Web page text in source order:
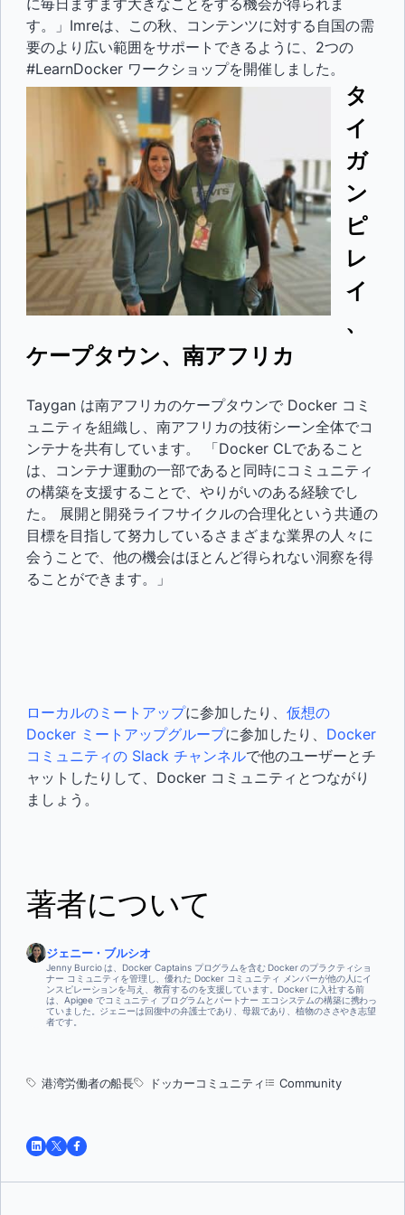
に毎日ますます大きなことをする機会が得られま
す。」Imreは、この秋、コンテンツに対する自国の需
要のより広い範囲をサポートできるように、2つの
#LearnDocker ワークショップを開催しました。
タ
イ
ガ
ン
ピ
レ
イ
、
ケープタウン、南アフリカ
Taygan は南アフリカのケープタウンで Docker コミ
ュニティを組織し、南アフリカの技術シーン全体でコ
ンテナを共有しています。 「Docker CLであること
は、コンテナ運動の一部であると同時にコミュニティ
の構築を支援することで、やりがいのある経験でし
た。 展開と開発ライフサイクルの合理化という共通の
目標を目指して努力しているさまざまな業界の人々に
会うことで、他の機会はほとんど得られない洞察を得
ることができます。」
ローカルのミートアップに参加したり、 仮想の
Docker ミートアップグループに参加したり、 Docker
コミュニティの Slack チャンネルで他のユーザーとチ
ャットしたりして、Docker コミュニティとつながり
ましょう。
著者について
ジェニー・ブルシオ
Jenny Burcio は、Docker Captains プログラムを含む Docker のプラクティショ
ナー コミュニティを管理し、優れた Docker コミュニティ メンバーが他の人にイ
ンスピレーションを与え、教育するのを支援しています。Docker に入社する前
は、Apigee でコミュニティ プログラムとパートナー エコシステムの構築に携わっ
ていました。ジェニーは回復中の弁護士であり、母親であり、植物のささやき志望
者です。
港湾労働者の船長 ドッカーコミュニティ Community